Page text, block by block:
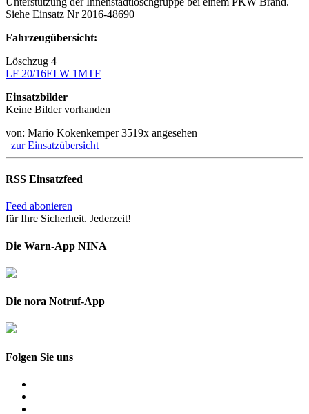
Siehe Einsatz Nr 2016-48690
Fahrzeugübersicht:
Löschzug 4
LF 20/16ELW 1MTF
Einsatzbilder
Keine Bilder vorhanden
von: Mario Kokenkemper3519x angesehen
zur Einsatzübersicht
RSS Einsatzfeed
Feed abonieren
für Ihre Sicherheit. Jederzeit!
Die Warn-App NINA
Die nora Notruf-App
Folgen Sie uns